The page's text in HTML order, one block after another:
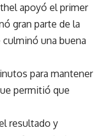
apoyó el primer
gran parte de la
una buena
para mantener
permitió que
resultado y